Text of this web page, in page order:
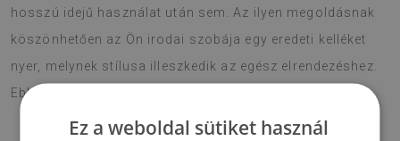
hosszú idejű használat után sem. Az ilyen megoldásnak
köszönhetően az Ön irodai szobája egy eredeti kelléket
nyer, melynek stílusa illeszkedik az egész elrendezéshez.
Ebben a szezonban válassza ki a boho stílust.
Ez a weboldal sütiket használ